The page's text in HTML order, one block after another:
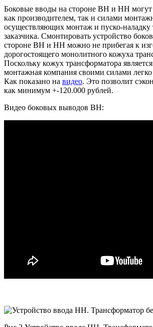
Боковые вводы на стороне ВН и НН могут
как производителем, так и силами
осуществляющих монтаж и пуско-наладку
заказчика. Смонтировать устройство
стороне ВН и НН можно не прибегая к
дорогостоящего монолитного кожуха
Поскольку кожух трансформатора
монтажная компания своими силами легко
Как показано на видео. Это позволит
как минимум +-120.000 рублей.
Видео боковых выводов ВН: